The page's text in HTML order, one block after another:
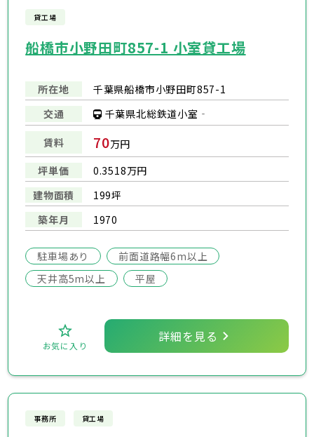
貸工場
船橋市小野田町857-1 小室貸工場
所在地
千葉県船橋市小野田町857-1
交通
千葉県北総鉄道小室‐
賃料 70万円
坪単価
0.3518万円
建物面積
199坪
築年月
1970
駐車場あり
前面道路幅6m以上
天井高5m以上
平屋
お気に入り
詳細を見る
事務所 貸工場